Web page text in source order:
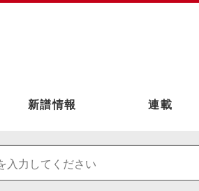
新譜情報 連載